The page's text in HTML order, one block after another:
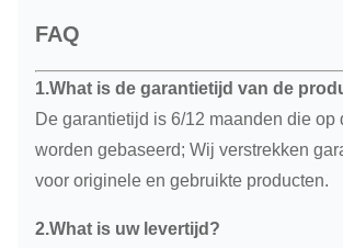
FAQ
1.What is de garantietijd van de
De garantietijd is 6/12 maanden die op
worden gebaseerd; Wij verstrekken
voor originele en gebruikte producten.
2.What is uw levertijd?